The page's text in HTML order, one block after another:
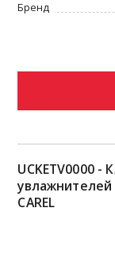
Бренд
UCKETV0000
увлажнителей
CAREL